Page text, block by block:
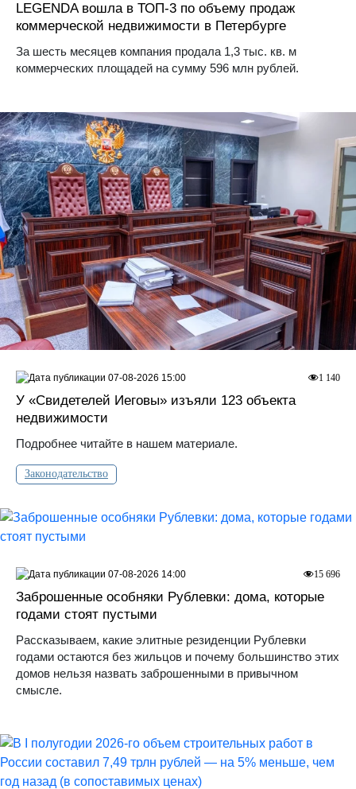
LEGENDA вошла в ТОП-3 по объему продаж
коммерческой недвижимости в Петербурге
За шесть месяцев компания продала 1,3 тыс. кв. м
коммерческих площадей на сумму 596 млн рублей.
У «Свидетелей Иеговы» изъяли 123 объекта
недвижимости
Подробнее читайте в нашем материале.
Законодательство
1 140
07-08-2026 15:00
Заброшенные особняки Рублевки: дома, которые
годами стоят пустыми
Рассказываем, какие элитные резиденции Рублевки
годами остаются без жильцов и почему большинство этих
домов нельзя назвать заброшенными в привычном
смысле.
15 696
07-08-2026 14:00